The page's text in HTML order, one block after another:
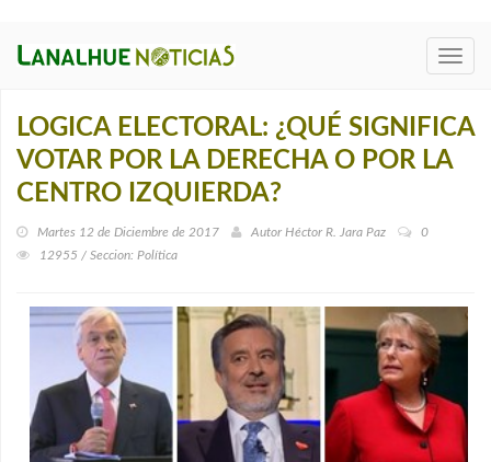
LOGICA ELECTORAL: ¿QUÉ SIGNIFICA
VOTAR POR LA DERECHA O POR LA
CENTRO IZQUIERDA?
Martes 12 de Diciembre de 2017 Autor Héctor R. Jara Paz
0
12955 / Seccion: Política